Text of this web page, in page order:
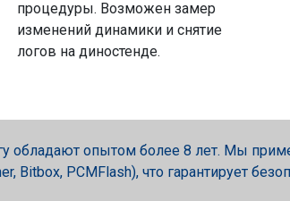
процедуры. Возможен замер
изменений динамики и снятие
логов на диностенде.
обладают опытом более 8 лет. Мы
Bitbox, PCMFlash), что гарантирует